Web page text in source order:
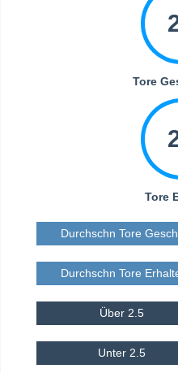
Tore
Tore
Durchschn Tore
Durchschn Tore
Über 2.5
Unter 2.5